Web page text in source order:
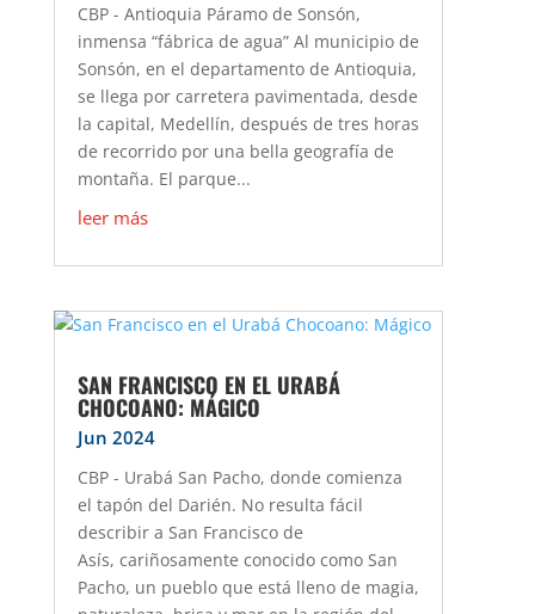
CBP - Antioquia Páramo de Sonsón,
inmensa “fábrica de agua” Al municipio de
Sonsón, en el departamento de Antioquia,
se llega por carretera pavimentada, desde
la capital, Medellín, después de tres horas
de recorrido por una bella geografía de
montaña. El parque...
leer más
SAN FRANCISCO EN EL URABÁ
CHOCOANO: MÁGICO
Jun 2024
CBP - Urabá San Pacho, donde comienza
el tapón del Darién. No resulta fácil
describir a San Francisco de
Asís, cariñosamente conocido como San
Pacho, un pueblo que está lleno de magia,